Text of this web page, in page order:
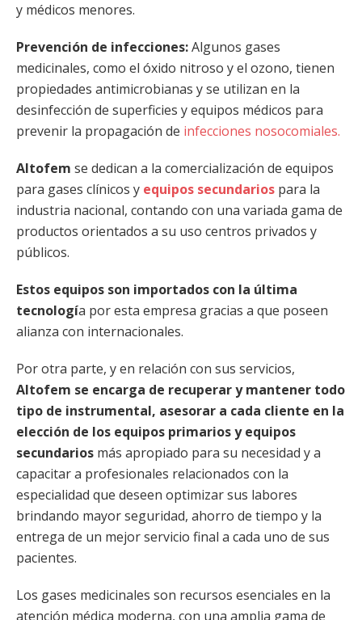
y médicos menores.
Prevención de infecciones:Algunos gases
medicinales, como el óxido nitroso y el ozono, tienen
propiedades antimicrobianas y se utilizan en la
desinfección de superficies y equipos médicos para
prevenir la propagación de infecciones nosocomiales.
Altofem se dedican a la comercialización de equipos
para gases clínicos y equipos secundarios para la
industria nacional, contando con una variada gama de
productos orientados a su uso centros privados y
públicos.
Estos equipos son importados con la última
tecnología por esta empresa gracias a que poseen
alianza con internacionales.
Por otra parte, y en relación con sus servicios,
Altofem se encarga de recuperar y mantener todo
tipo de instrumental, asesorar a cada cliente en la
elección de los equipos primarios y equipos
secundarios más apropiado para su necesidad y a
capacitar a profesionales relacionados con la
especialidad que deseen optimizar sus labores
brindando mayor seguridad, ahorro de tiempo y la
entrega de un mejor servicio final a cada uno de sus
pacientes.
Los gases medicinales son recursos esenciales en la
atención médica moderna, con una amplia gama de